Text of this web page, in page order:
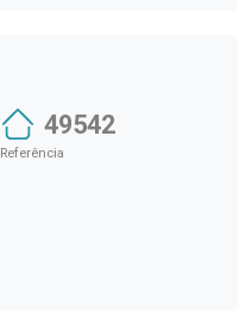
49542
Referência